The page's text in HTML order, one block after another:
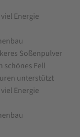
Energie
Soßenpulver
schönes Fell
unterstützt
Energie